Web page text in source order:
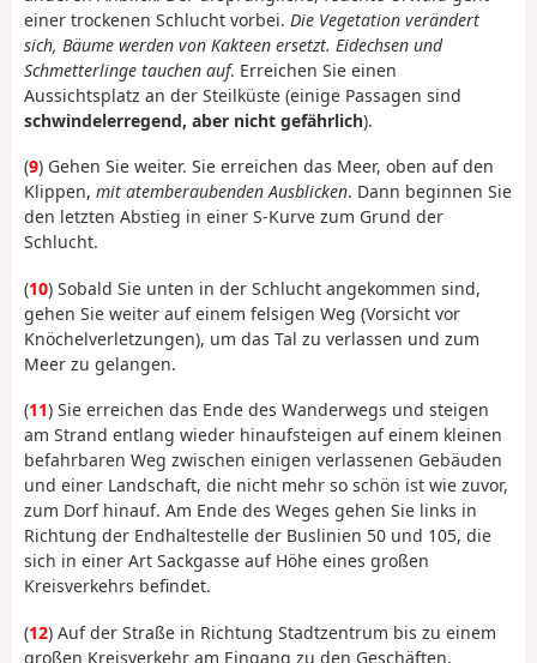
einer trockenen Schlucht vorbei. Die Vegetation verändert
sich, Bäume werden von Kakteen ersetzt. Eidechsen und
Schmetterlinge tauchen auf. Erreichen Sie einen
Aussichtsplatz an der Steilküste (einige Passagen sind
schwindelerregend, aber nicht gefährlich).
(9) Gehen Sie weiter. Sie erreichen das Meer, oben auf den
Klippen, mit atemberaubenden Ausblicken. Dann beginnen Sie
den letzten Abstieg in einer S-Kurve zum Grund der
Schlucht.
(10) Sobald Sie unten in der Schlucht angekommen sind,
gehen Sie weiter auf einem felsigen Weg (Vorsicht vor
Knöchelverletzungen), um das Tal zu verlassen und zum
Meer zu gelangen.
(11) Sie erreichen das Ende des Wanderwegs und steigen
am Strand entlang wieder hinaufsteigen auf einem kleinen
befahrbaren Weg zwischen einigen verlassenen Gebäuden
und einer Landschaft, die nicht mehr so schön ist wie zuvor,
zum Dorf hinauf. Am Ende des Weges gehen Sie links in
Richtung der Endhaltestelle der Buslinien 50 und 105, die
sich in einer Art Sackgasse auf Höhe eines großen
Kreisverkehrs befindet.
(12) Auf der Straße in Richtung Stadtzentrum bis zu einem
großen Kreisverkehr am Eingang zu den Geschäften.